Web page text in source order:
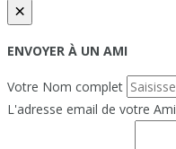
×
ENVOYER À UN AMI
Votre Nom complet
L'adresse email de votre Ami